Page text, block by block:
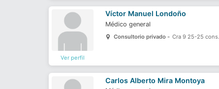
Ver perfil
Víctor Manuel Londoño
Médico general
Consultorio privado - Cra 9 25-25
Carlos Alberto Mira Montoya